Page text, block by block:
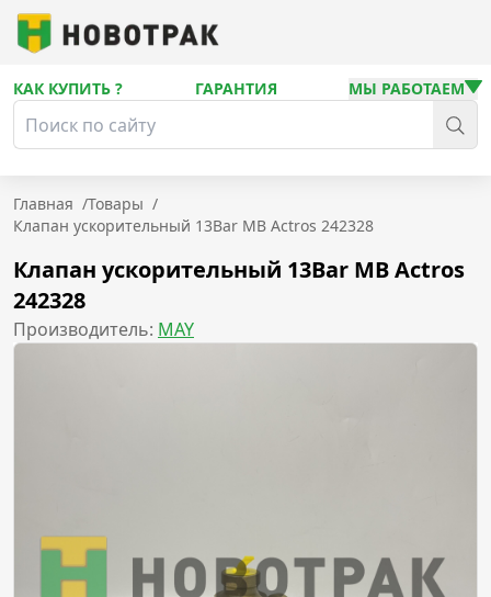
КАК КУПИТЬ ? ГАРАНТИЯ МЫ РАБОТАЕМ
Главная /Товары /
Клапан ускорительный 13Bar MB Actros 242328
Клапан ускорительный 13Bar MB Actros
242328
Производитель: MAY